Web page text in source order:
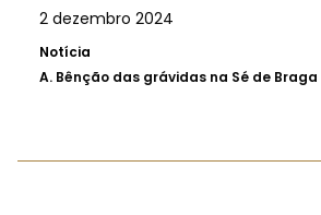
2 dezembro 2024
Notícia
A. Bênção das grávidas na Sé de Braga